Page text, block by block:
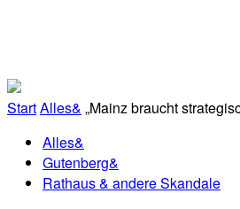
StartAlles& „Mainz braucht
Alles&
Gutenberg&
Rathaus & andere Skandale